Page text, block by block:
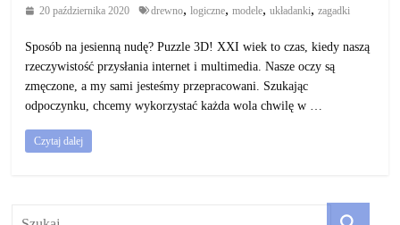
20 października 2020 drewno, logiczne, modele, układanki, zagadki
Sposób na jesienną nudę? Puzzle 3D! XXI wiek to czas, kiedy naszą
rzeczywistość przysłania internet i multimedia. Nasze oczy są
zmęczone, a my sami jesteśmy przepracowani. Szukając
odpoczynku, chcemy wykorzystać każda wola chwilę w …
Czytaj dalej